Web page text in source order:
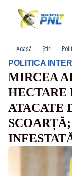
Acasă Știri
POLITICA
MIRCEA
HECTARE
ATACATE